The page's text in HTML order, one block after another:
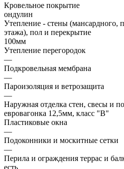
Кровельное покрытие
ондулин
Утепление - стены (мансардного,
этажа), пол и перекрытие
100мм
Утепление перегородок
—
Подкровельная мембрана
—
Пароизоляция и ветрозащита
—
Наружная отделка стен, свесы и
евровагонка 12,5мм, класс "В"
Пластиковые окна
—
Подоконники и москитные сетки
—
Перила и ограждения террас и